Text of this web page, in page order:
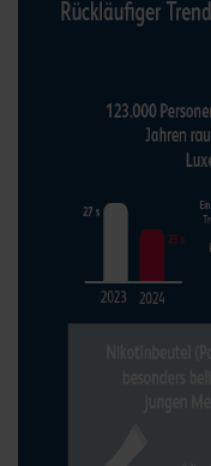
et les annonces,
médias sociaux et
partageons
notre site avec nos
publicité et
avec d'autres
ou qu'ils ont
services.